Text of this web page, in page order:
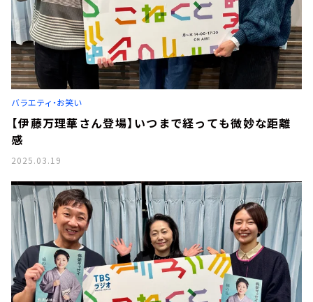
バラエティ・お笑い
【伊藤万理華さん登場】いつまで経っても微妙な距離
感
2025.03.19